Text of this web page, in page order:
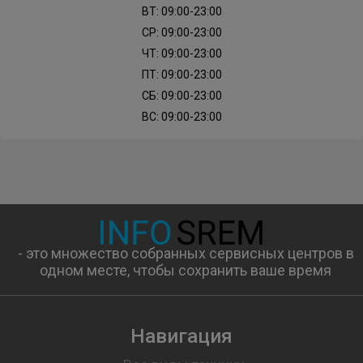
ВТ: 09:00-23:00
СР: 09:00-23:00
ЧТ: 09:00-23:00
ПТ: 09:00-23:00
СБ: 09:00-23:00
ВС: 09:00-23:00
- это множество собранных сервисных центров в
одном месте, чтобы сохранить ваше время
Навигация